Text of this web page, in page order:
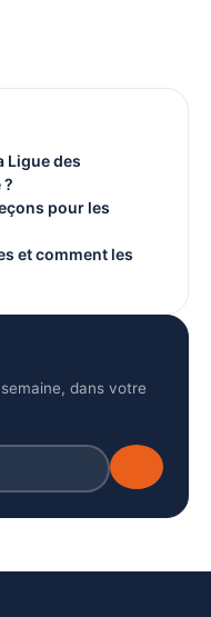
Ligue des
pour les
et comment les
dans votre